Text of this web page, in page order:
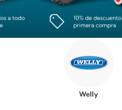
Welly